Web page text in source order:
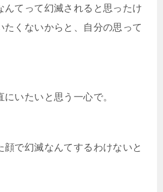
んてって幻滅されると思ったけ
たくないからと、自分の思って
いたいと思う一心で。
顔で幻滅なんてするわけないと